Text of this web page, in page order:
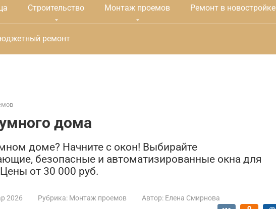
Строительство Монтаж проемов Ремонт в новостройке
ремонт
дома
доме? Начните с окон! Выбирайте
безопасные и автоматизированные окна для
от 30 000 руб.
2026 Рубрика: Монтаж проемов Автор: Елена Смирнова